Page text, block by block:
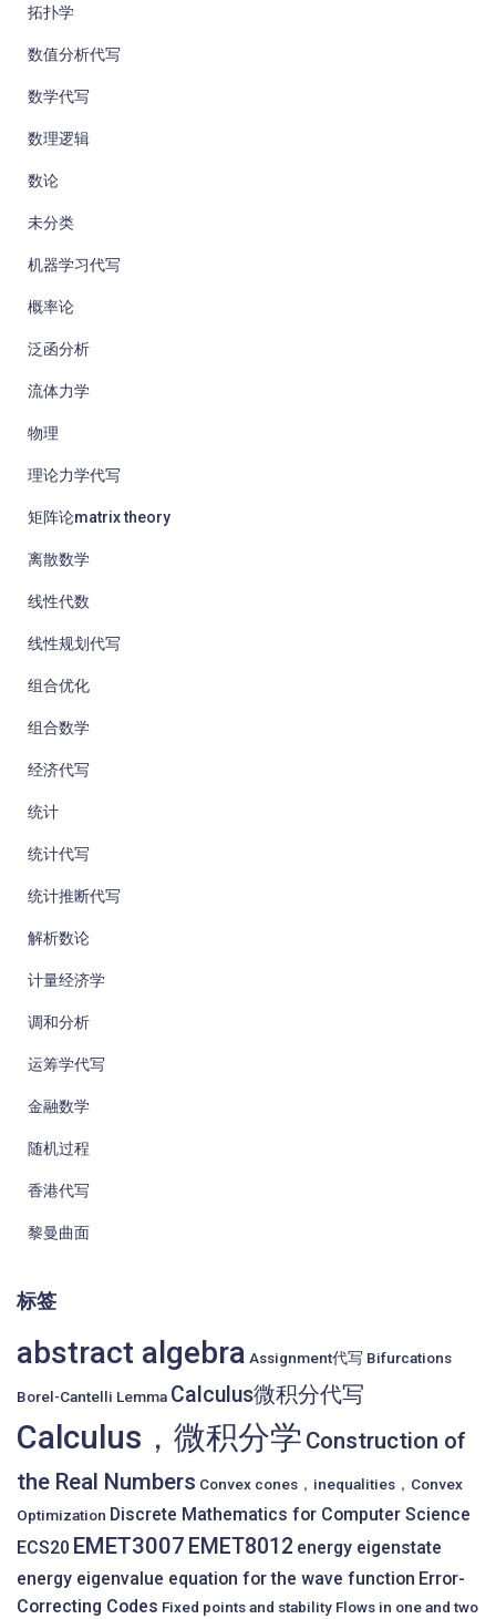
拓扑学
数值分析代写
数学代写
数理逻辑
数论
未分类
机器学习代写
概率论
泛函分析
流体力学
物理
理论力学代写
矩阵论matrix theory
离散数学
线性代数
线性规划代写
组合优化
组合数学
经济代写
统计
统计代写
统计推断代写
解析数论
计量经济学
调和分析
运筹学代写
金融数学
随机过程
香港代写
黎曼曲面
标签
abstract algebra Assignment代写 Bifurcations
Borel-Cantelli Lemma Calculus微积分代写
Calculus，微积分学 Construction of
the Real Numbers Convex cones，inequalities，Convex
Optimization Discrete Mathematics for Computer Science
ECS20 EMET3007 EMET8012 energy eigenstate
energy eigenvalue equation for the wave function Error-
Correcting Codes Fixed points and stability Flows in one and two